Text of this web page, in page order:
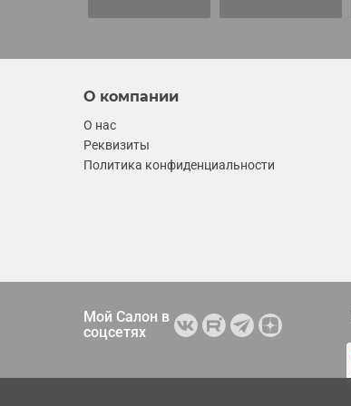
О компании
О нас
Реквизиты
Политика конфиденциальности
Мой Салон в
соцсетях